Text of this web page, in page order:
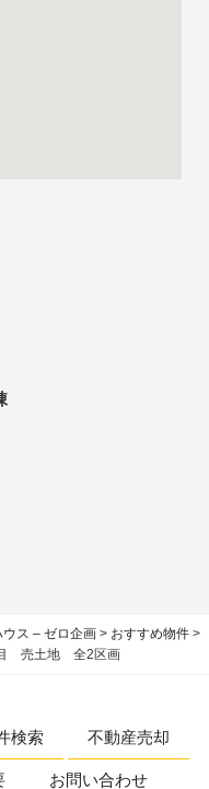
ス – ゼロ企画 > おすすめ物件 >
売土地 全2区画
検索 不動産売却
お問い合わせ